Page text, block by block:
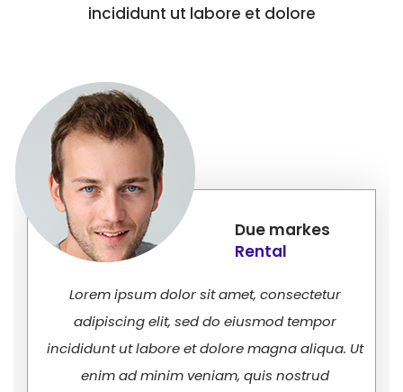
incididunt ut labore et dolore
Due markes
Rental
Lorem ipsum dolor sit amet, consectetur
adipiscing elit, sed do eiusmod tempor
incididunt ut labore et dolore magna aliqua. Ut
enim ad minim veniam, quis nostrud